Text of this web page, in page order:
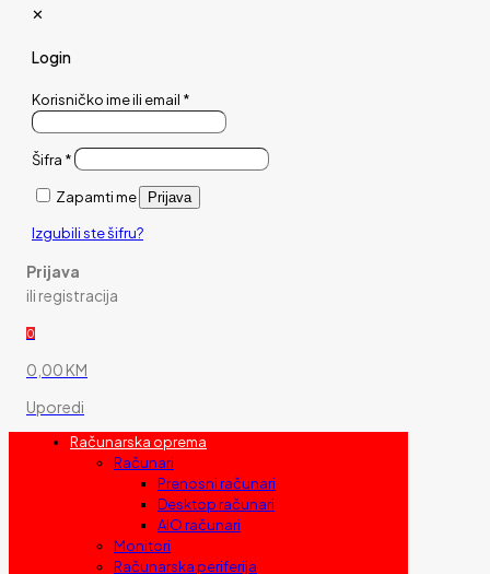
✕
Login
Korisničko ime ili email *
Šifra *
Zapamti me Prijava
Izgubili ste šifru?
Prijava
ili registracija
0
0,00 KM
Uporedi
Računarska oprema
Računari
Prenosni računari
Desktop računari
AIO računari
Monitori
Računarska periferija